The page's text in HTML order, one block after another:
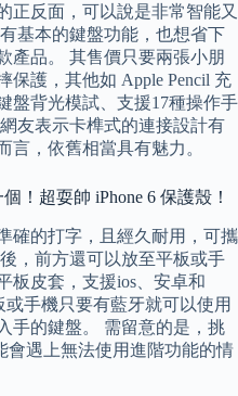
正反面，可以說是非常智能又
基本的鍵盤功能，也想省下
產品。 其售價只要兩張小朋
保護，其他如 Apple Pencil 充
盤背光模試、支援17種操作手
友表示卡榫式的連接設計有
言，依舊相當具有魅力。
！超耍帥 iPhone 6 保護殼！
確的打字，且經久耐用，可攜
，前方還可以放至平板或手
板皮套，支援ios、安卓和
手機只要有藍牙就可以使用
手的鍵盤。 需留意的是，挑
會遇上無法使用進階功能的情